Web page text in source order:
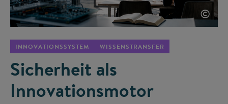
©
INNOVATIONSSYSTEM WISSENSTRANSFER
Sicherheit als
Innovationsmotor